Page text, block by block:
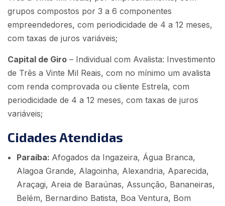
grupos compostos por 3 a 6 componentes
empreendedores, com periodicidade de 4 a 12 meses,
com taxas de juros variáveis;
Capital de Giro – Individual com Avalista: Investimento
de Três a Vinte Mil Reais, com no mínimo um avalista
com renda comprovada ou cliente Estrela, com
periodicidade de 4 a 12 meses, com taxas de juros
variáveis;
Cidades Atendidas
Paraíba: Afogados da Ingazeira, Água Branca,
Alagoa Grande, Alagoinha, Alexandria, Aparecida,
Araçagi, Areia de Baraúnas, Assunção, Bananeiras,
Belém, Bernardino Batista, Boa Ventura, Bom